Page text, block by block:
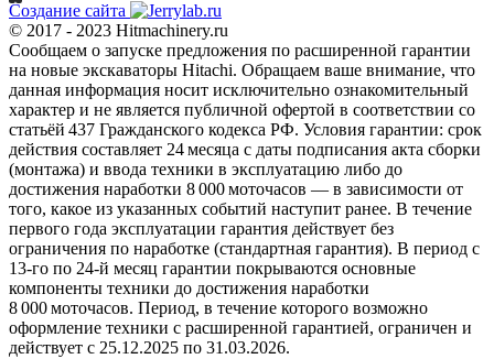
Создание сайта
© 2017 - 2023 Hitmachinery.ru
Сообщаем о запуске предложения по расширенной гарантии
на новые экскаваторы Hitachi. Обращаем ваше внимание, что
данная информация носит исключительно ознакомительный
характер и не является публичной офертой в соответствии со
статьёй 437 Гражданского кодекса РФ. Условия гарантии: срок
действия составляет 24 месяца с даты подписания акта сборки
(монтажа) и ввода техники в эксплуатацию либо до
достижения наработки 8 000 моточасов — в зависимости от
того, какое из указанных событий наступит ранее. В течение
первого года эксплуатации гарантия действует без
ограничения по наработке (стандартная гарантия). В период с
13‑го по 24‑й месяц гарантии покрываются основные
компоненты техники до достижения наработки
8 000 моточасов. Период, в течение которого возможно
оформление техники с расширенной гарантией, ограничен и
действует с 25.12.2025 по 31.03.2026.